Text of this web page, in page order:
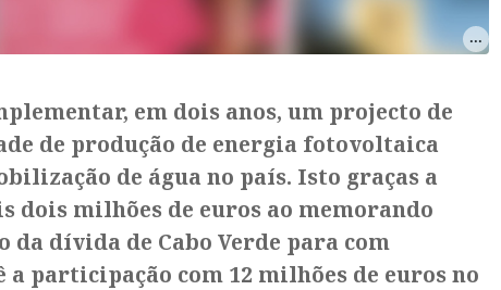
em dois anos, um projecto de
de produção de energia fotovoltaica
de água no país. Isto graças a
dois milhões de euros ao memorando
da dívida de Cabo Verde para com
a participação com 12 milhões de euros no